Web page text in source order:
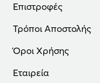
Επιστροφές
Τρόποι Αποστολής
Όροι Χρήσης
Εταιρεία